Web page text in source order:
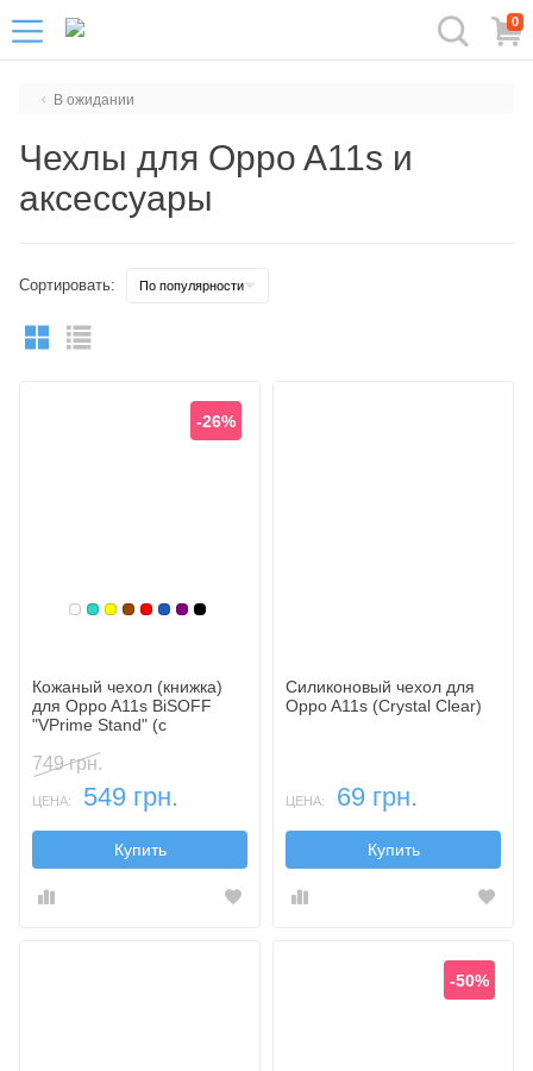
0
В ожидании
Чехлы для Oppo A11s и
аксессуары
Сортировать:
Белый
Бирюзовый
Желтый
Коричневый
Красный
Синий, темный
Фиолетовый, темный
Черный
-26%
Кожаный чехол (книжка)
для Oppo A11s BiSOFF
"VPrime Stand" (с
749 грн.
ЦЕНА: 549 грн.
Купить
Силиконовый чехол для
Oppo A11s (Crystal Clear)
ЦЕНА: 69 грн.
Купить
-50%